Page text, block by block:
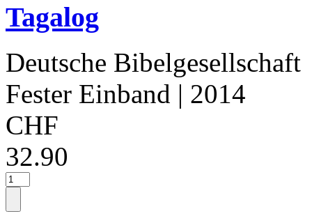
Tagalog
Deutsche Bibelgesellschaft
Fester Einband | 2014
CHF
32.90